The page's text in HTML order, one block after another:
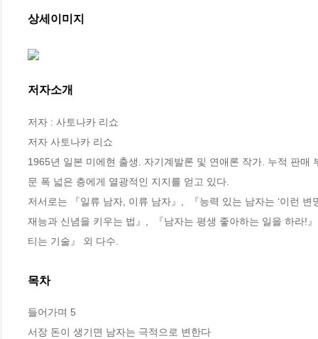
상세이미지
저자소개
저자 : 사토나카 리쇼
저자 사토나카 리쇼
1965년 일본 미에현 출생. 자기계발론 및 연애론 작가. 누적 판
문 폭 넓은 층에게 열광적인 지지를 얻고 있다.
저서로는 『일류 남자, 이류 남자』,  『능력 있는 남자는 ‘이런
재능과 신념을 키우는 법』,  『남자는 평생 좋아하는 일을 하라!
티는 기술』 외 다수.
목차
들어가며 5
서장 돈이 생기면 남자는 극적으로 변한다